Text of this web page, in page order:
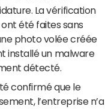
La vérification
été faites sans
photo volée créée
installé un malware
détecté.
confirmé que le
l’entreprise n’a